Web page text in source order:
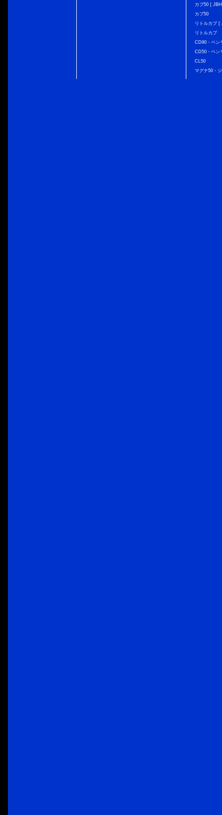
カブ50 [
カブ50
リトルカブ
リトルカブ
CD90・ベン
CD50・ベン
CL50
マグナ50・